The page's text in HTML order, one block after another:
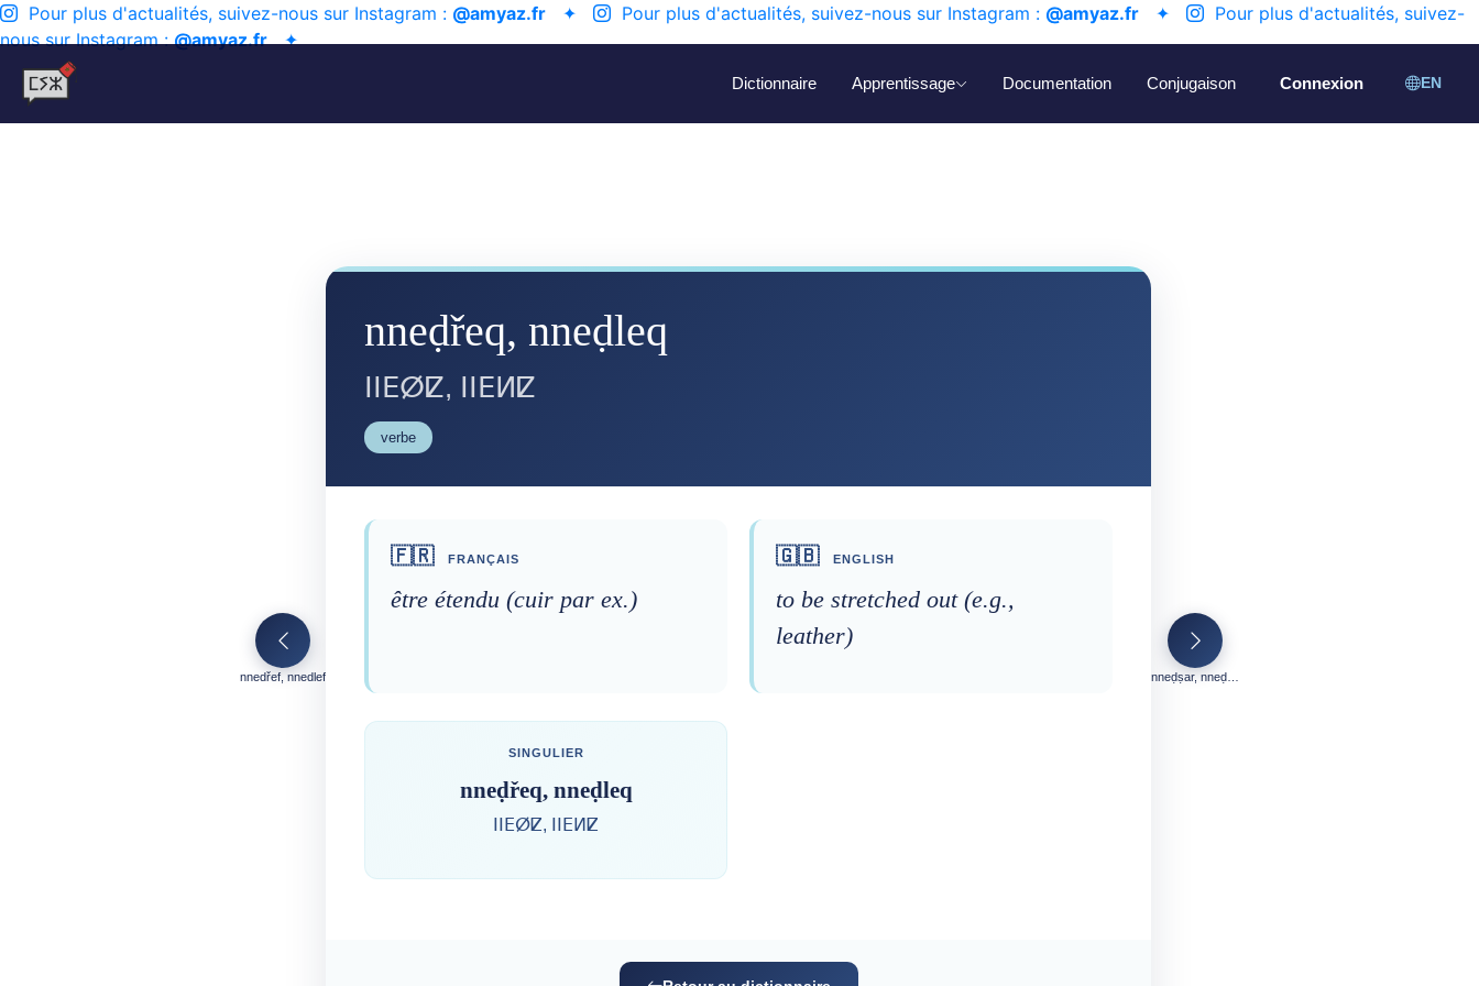
Pour plus d'actualités, suivez-nous sur Instagram : @amyaz.fr ✦ Pour plus d'actualités, suivez-nous sur Instagram : @amyaz.fr ✦
Pour plus d'actualités, suivez-
nous sur Instagram :@amyaz.fr✦
Dictionnaire Apprentissage Documentation Conjugaison Connexion EN
nnedřef, nnedlef
nneḍřeq, nneḍleq
ⵏⵏⴹⵁⵇ, ⵏⵏⴹⵍⵇ
verbe
🇫🇷 FRANÇAIS
être étendu (cuir par ex.)
🇬🇧 ENGLISH
to be stretched out (e.g.,
leather)
SINGULIER
nneḍřeq, nneḍleq
ⵏⵏⴹⵁⵇ, ⵏⵏⴹⵍⵇ